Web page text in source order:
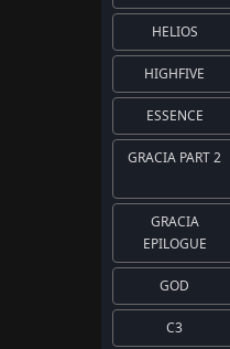
HELIOS
HIGHFIVE
ESSENCE
GRACIA PART 2
GRACIA
EPILOGUE
GOD
C3